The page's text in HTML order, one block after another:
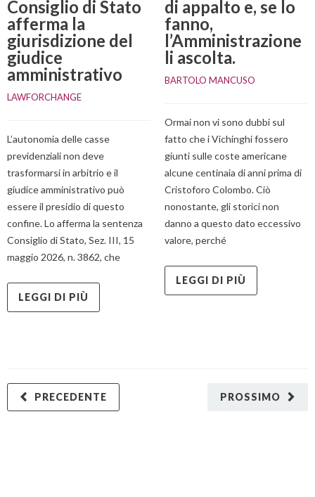
Consiglio di Stato
afferma la
giurisdizione del
giudice
amministrativo
LAWFORCHANGE
L’autonomia delle casse
previdenziali non deve
trasformarsi in arbitrio e il
giudice amministrativo può
essere il presidio di questo
confine. Lo afferma la sentenza
Consiglio di Stato, Sez. III, 15
maggio 2026, n. 3862, che
LEGGI DI PIÙ
di appalto e, se lo
fanno,
l’Amministrazione
li ascolta.
BARTOLO MANCUSO
Ormai non vi sono dubbi sul
fatto che i Vichinghi fossero
giunti sulle coste americane
alcune centinaia di anni prima di
Cristoforo Colombo. Ciò
nonostante, gli storici non
danno a questo dato eccessivo
valore, perché
LEGGI DI PIÙ
PROSSIMO
PRECEDENTE